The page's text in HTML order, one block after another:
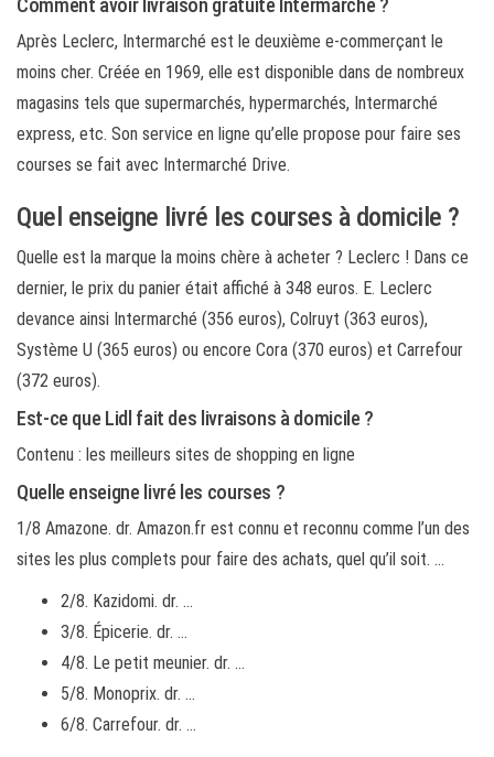
Comment avoir livraison gratuite Intermarché ?
Après Leclerc, Intermarché est le deuxième e-commerçant le
moins cher. Créée en 1969, elle est disponible dans de nombreux
magasins tels que supermarchés, hypermarchés, Intermarché
express, etc. Son service en ligne qu’elle propose pour faire ses
courses se fait avec Intermarché Drive.
Quel enseigne livré les courses à domicile ?
Quelle est la marque la moins chère à acheter ? Leclerc ! Dans ce
dernier, le prix du panier était affiché à 348 euros. E. Leclerc
devance ainsi Intermarché (356 euros), Colruyt (363 euros),
Système U (365 euros) ou encore Cora (370 euros) et Carrefour
(372 euros).
Est-ce que Lidl fait des livraisons à domicile ?
Contenu : les meilleurs sites de shopping en ligne
Quelle enseigne livré les courses ?
1/8 Amazone. dr. Amazon.fr est connu et reconnu comme l’un des
sites les plus complets pour faire des achats, quel qu’il soit. …
2/8. Kazidomi. dr. …
3/8. Épicerie. dr. …
4/8. Le petit meunier. dr. …
5/8. Monoprix. dr. …
6/8. Carrefour. dr. …